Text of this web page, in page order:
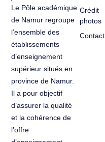
Le Pôle académique
de Namur regroupe
l’ensemble des
établissements
d’enseignement
supérieur situés en
province de Namur.
Il a pour objectif
d’assurer la qualité
et la cohérence de
l’offre
Crédit
photos
Contact